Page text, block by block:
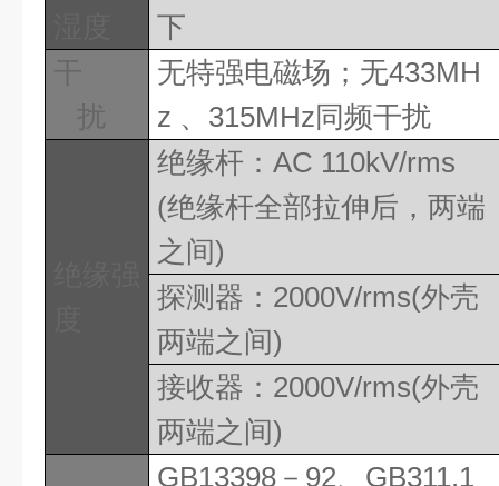
下
干
扰
无特强电磁场；无433MH
z 、 315MHz同频干扰
绝缘杆： AC 110kV/rms
(绝缘杆全部拉伸后，两端
之间)
探测器： 2000V/rms(外壳
两端之间)
接收器： 2000V/rms(外壳
两端之间)
GB13398 － 92、 GB311.1